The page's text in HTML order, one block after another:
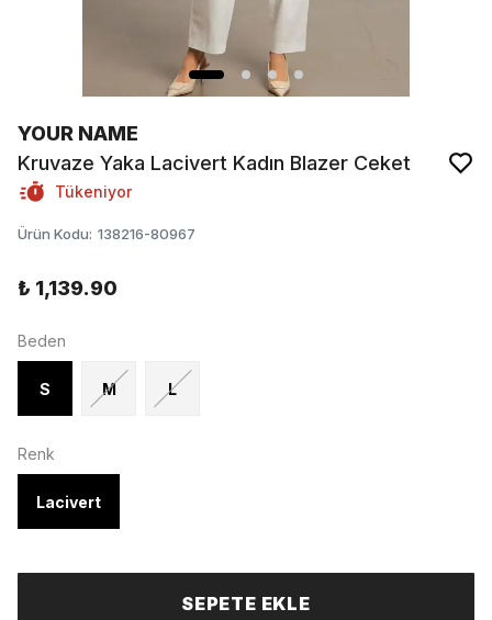
YOUR NAME
Kruvaze Yaka Lacivert Kadın Blazer Ceket
Tükeniyor
Ürün Kodu: 138216-80967
₺ 1,139.90
Beden
S M L
Renk
Lacivert
SEPETE EKLE